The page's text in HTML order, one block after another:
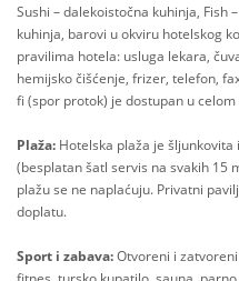
Sushi – dalekoistočna kuhinja, Fish
kuhinja, barovi u okviru hotelskog
pravilima hotela: usluga lekara,
hemijsko čišćenje, frizer, telefon,
fi (spor protok) je dostupan u
Plaža: Hotelska plaža je
(besplatan šatl servis na svakih 15
plažu se ne naplaćuju. Privatni
doplatu.
Sport i zabava:Otvoreni i